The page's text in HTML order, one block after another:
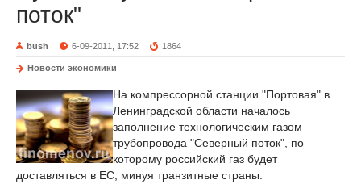
поток"
bush 6-09-2011, 17:52 1864
Новости экономики
На компрессорной станции "Портовая" в
Ленинградской области началось
заполнение технологическим газом
трубопровода "Северный поток", по
которому российский газ будет
доставляться в ЕС, минуя транзитные страны.